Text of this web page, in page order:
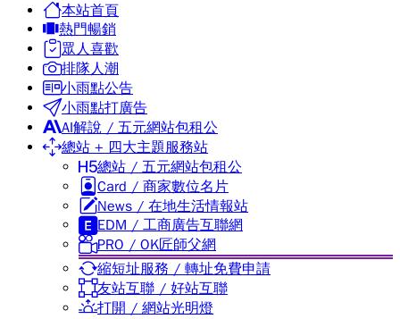
本站首頁
熱門暢銷
眾人喜歡
排隊人潮
小雨點公告
小雨點打廣告
AI解說 / 五元網站包租公
總站 + 四大主題服務站
總站 / 五元網站包租公
Card / 商家數位名片
News / 在地生活情報站
EDM / 工商廣告互聯網
PRO / OK匠師父網
縮短址服務 / 轉址免費申請
友站互聯 / 好站互聯
打開 / 網站光明燈